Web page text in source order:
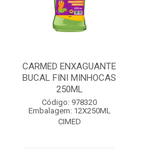
CARMED ENXAGUANTE
BUCAL FINI MINHOCAS
250ML
Código: 978320
Embalagem: 12X250ML
CIMED